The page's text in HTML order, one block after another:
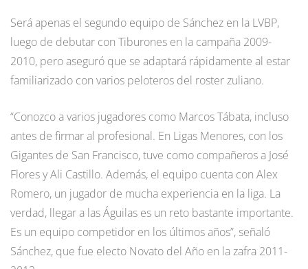
Será apenas el segundo equipo de Sánchez en la LVBP,
luego de debutar con Tiburones en la campaña 2009-
2010, pero aseguró que se adaptará rápidamente al estar
familiarizado con varios peloteros del roster zuliano.
“Conozco a varios jugadores como Marcos Tábata, incluso
antes de firmar al profesional. En Ligas Menores, con los
Gigantes de San Francisco, tuve como compañeros a José
Flores y Ali Castillo. Además, el equipo cuenta con Alex
Romero, un jugador de mucha experiencia en la liga. La
verdad, llegar a las Águilas es un reto bastante importante.
Es un equipo competidor en los últimos años”, señaló
Sánchez, que fue electo Novato del Año en la zafra 2011-